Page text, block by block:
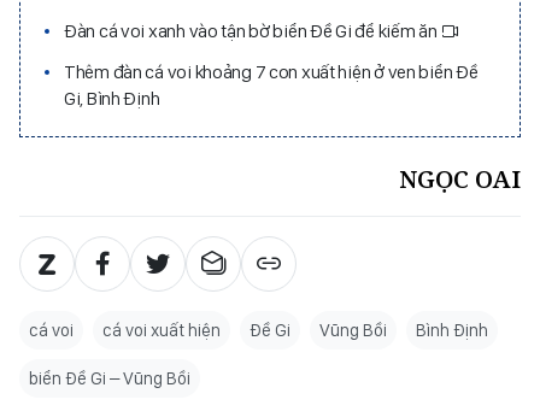
Đàn cá voi xanh vào tận bờ biển Đề Gi để kiếm ăn
Thêm đàn cá voi khoảng 7 con xuất hiện ở ven biển Đề
Gi, Bình Định
NGỌC OAI
cá voi cá voi xuất hiện Đề Gi Vũng Bồi Bình Định
biển Đề Gi – Vũng Bồi